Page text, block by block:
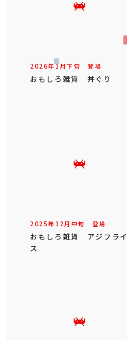
2026年1月下旬 登場
おもしろ雑貨 丼ぐり
2025年 12 月 中旬 登場
おもしろ雑貨 アジフライ
ス